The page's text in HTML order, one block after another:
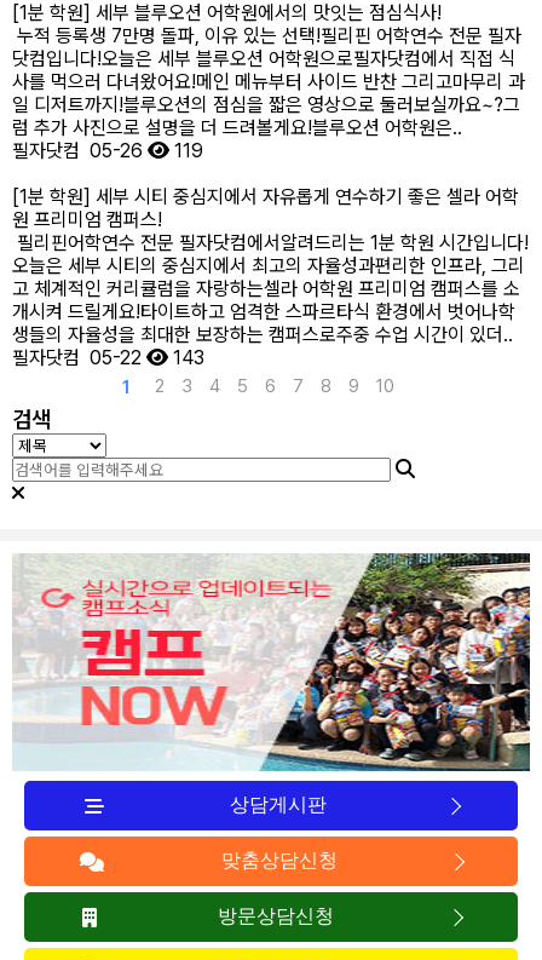
[1분 학원] 세부 블루오션 어학원에서의 맛잇는 점심식사!
누적 등록생 7만명 돌파, 이유 있는 선택!필리핀 어학연수 전문 필자
닷컴입니다!오늘은 세부 블루오션 어학원으로필자닷컴에서 직접 식
사를 먹으러 다녀왔어요!메인 메뉴부터 사이드 반찬 그리고마무리 과
일 디저트까지!블루오션의 점심을 짧은 영상으로 둘러보실까요~?그
럼 추가 사진으로 설명을 더 드려볼게요!블루오션 어학원은..
필자닷컴 05-26
119
[1분 학원] 세부 시티 중심지에서 자유롭게 연수하기 좋은 셀라 어학
원 프리미엄 캠퍼스!
필리핀어학연수 전문 필자닷컴에서알려드리는 1분 학원 시간입니다!
오늘은 세부 시티의 중심지에서 최고의 자율성과편리한 인프라, 그리
고 체계적인 커리큘럼을 자랑하는셀라 어학원 프리미엄 캠퍼스를 소
개시켜 드릴게요!타이트하고 엄격한 스파르타식 환경에서 벗어나학
생들의 자율성을 최대한 보장하는 캠퍼스로주중 수업 시간이 있더..
필자닷컴 05-22 143
1 2 3 4 5 6 7 8 9 10
검색
상담게시판
맞춤상담신청
방문상담신청